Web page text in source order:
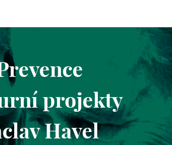
projekty
Havel